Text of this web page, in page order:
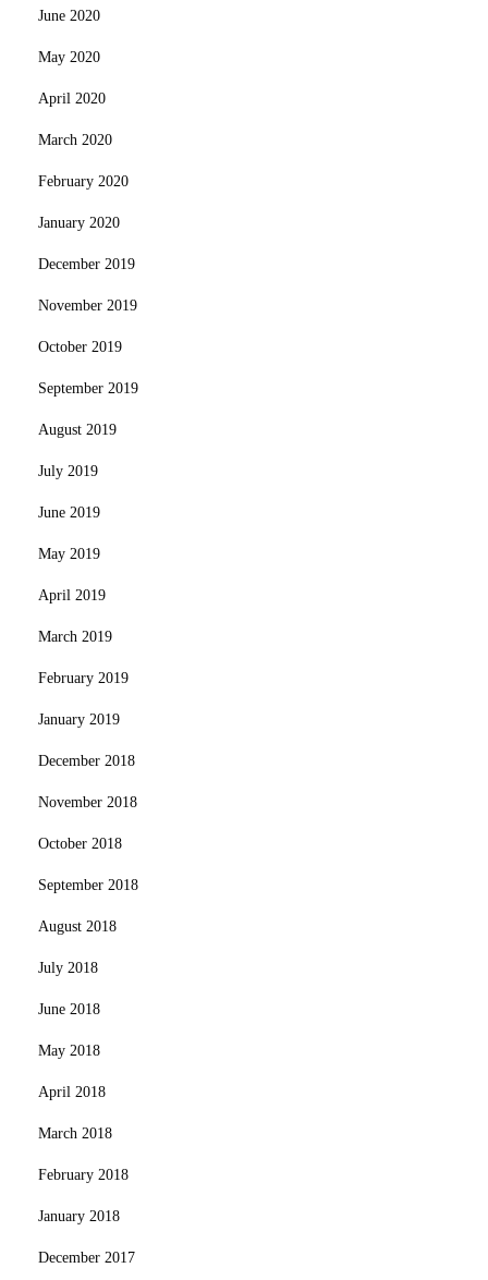
June 2020
May 2020
April 2020
March 2020
February 2020
January 2020
December 2019
November 2019
October 2019
September 2019
August 2019
July 2019
June 2019
May 2019
April 2019
March 2019
February 2019
January 2019
December 2018
November 2018
October 2018
September 2018
August 2018
July 2018
June 2018
May 2018
April 2018
March 2018
February 2018
January 2018
December 2017